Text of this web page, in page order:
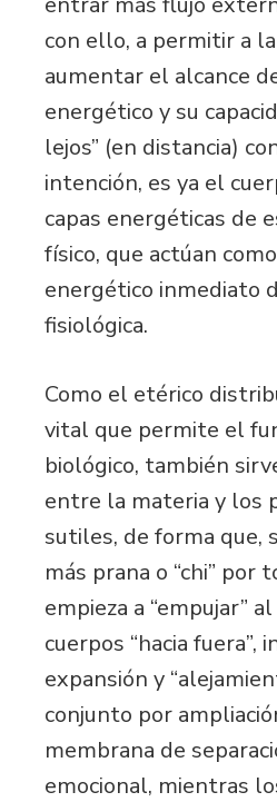
con ello, a permitir a
aumentar el alcance
energético y su
lejos” (en distancia)
intención, es ya el
capas energéticas de
físico, que actúan
energético inmediato
fisiológica.
Como el etérico
vital que permite el
biológico, también
entre la materia y los
sutiles, de forma que,
más prana o “chi” por
empieza a “empujar”
cuerpos “hacia fuera”,
expansión y
conjunto por
membrana de
emocional, mientras